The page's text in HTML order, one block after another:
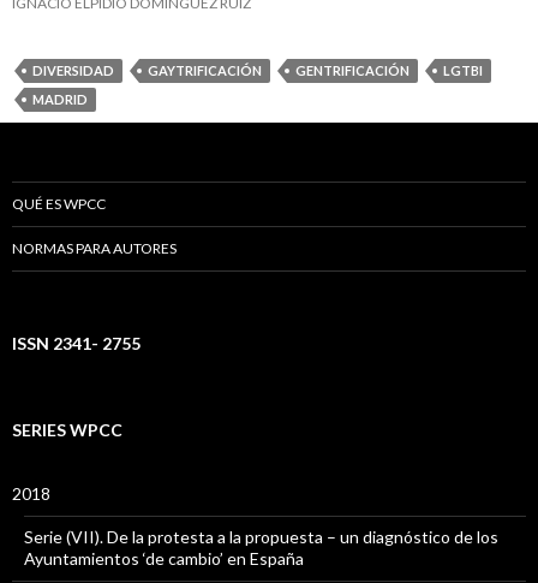
DIVERSIDAD GAYTRIFICACIÓN GENTRIFICACIÓN
LGTBI
MADRID
QUÉ ES WPCC
NORMAS PARA AUTORES
ISSN 2341- 2755
SERIES WPCC
2018
Serie (VII). De la protesta a la propuesta – un diagnóstico de los
Ayuntamientos ‘de cambio’ en España